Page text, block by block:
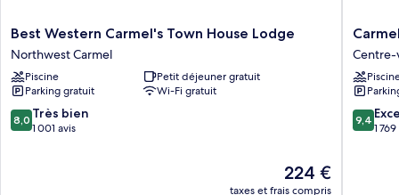
Best
Western
Carmel's
Town
House
Lodge
Northwest
Best Western Carmel's Town House Lodge
Northwest Carmel
Piscine
Petit déjeuner gratuit
Parking gratuit
Wi-Fi gratuit
8.0
sur
8,0 Très bien
1 001 avis
Le
nouveau
224 €
taxes et frais compris
Carmel
Bay
View
Inn
Centre-
ville
Carmel
Centre-
9.4
sur
9,4
1